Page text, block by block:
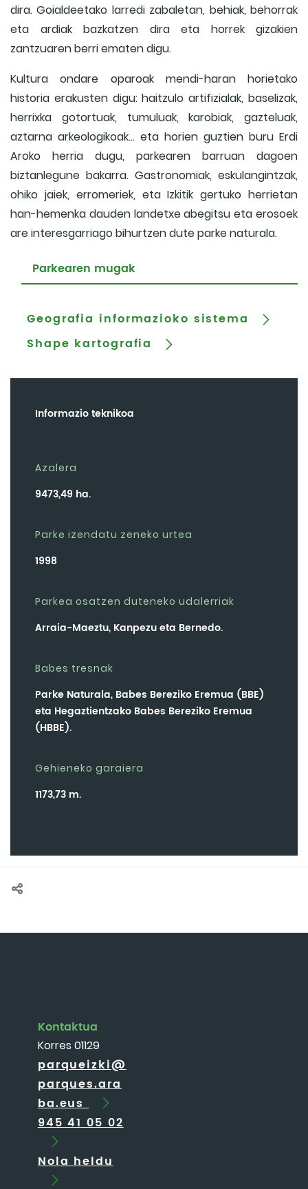
dira. Goialdeetako larredi zabaletan, behiak, behorrak
eta ardiak bazkatzen dira eta horrek gizakien
zantzuaren berri ematen digu.
Kultura ondare oparoak mendi-haran horietako
historia erakusten digu: haitzulo artifizialak, baselizak,
herrixka gotortuak, tumuluak, karobiak, gazteluak,
aztarna arkeologikoak… eta horien guztien buru Erdi
Aroko herria dugu, parkearen barruan dagoen
biztanlegune bakarra. Gastronomiak, eskulangintzak,
ohiko jaiek, erromeriek, eta Izkitik gertuko herrietan
han-hemenka dauden landetxe abegitsu eta erosoek
are interesgarriago bihurtzen dute parke naturala.
Parkearen mugak
Geografia informazioko sistema
Shape kartografia
Informazio teknikoa
Azalera
9473,49 ha.
Parke izendatu zeneko urtea
1998
Parkea osatzen duteneko udalerriak
Arraia-Maeztu, Kanpezu eta Bernedo.
Babes tresnak
Parke Naturala, Babes Bereziko Eremua (BBE)
eta Hegaztientzako Babes Bereziko Eremua
(HBBE).
Gehieneko garaiera
1173,73 m.
Kontaktua
Korres 01129
parqueizki@
parques.ara
ba.eus
945 41 05 02
Nola heldu